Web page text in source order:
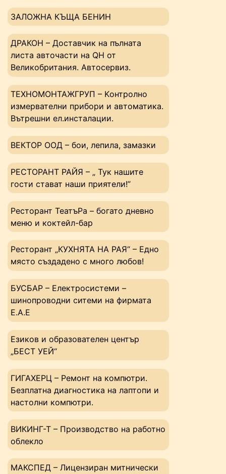
ЗАЛОЖНА КЪЩА БЕНИН
ДРАКОН – Доставчик на пълната
листа авточасти на QH от
Великобритания. Автосервиз.
ТЕХНОМОНТАЖГРУП – Kонтролно
измервателни прибори и автоматика.
Вътрешни ел.инсталации.
ВЕКТОР ООД – бои, лепила, замазки
РЕСТОРАНТ РАЙЯ – „ Тук нашите
гости стават наши приятели!”
Ресторант ТеатъРа – богато дневно
меню и коктейл-бар
Ресторант „КУХНЯТА НА РАЯ“ – Едно
място създадено с много любов!
БУСБАР – Електросистеми –
шинопроводни ситеми на фирмата
Е.А.Е
Езиков и образователен център
„БЕСТ УЕЙ“
ГИГАХЕРЦ – Ремонт на компютри.
Безплатна диагностика на лаптопи и
настолни компютри.
ВИКИНГ-Т – Производство на работно
облекло
МАКСПЕД – Лицензиран митнически